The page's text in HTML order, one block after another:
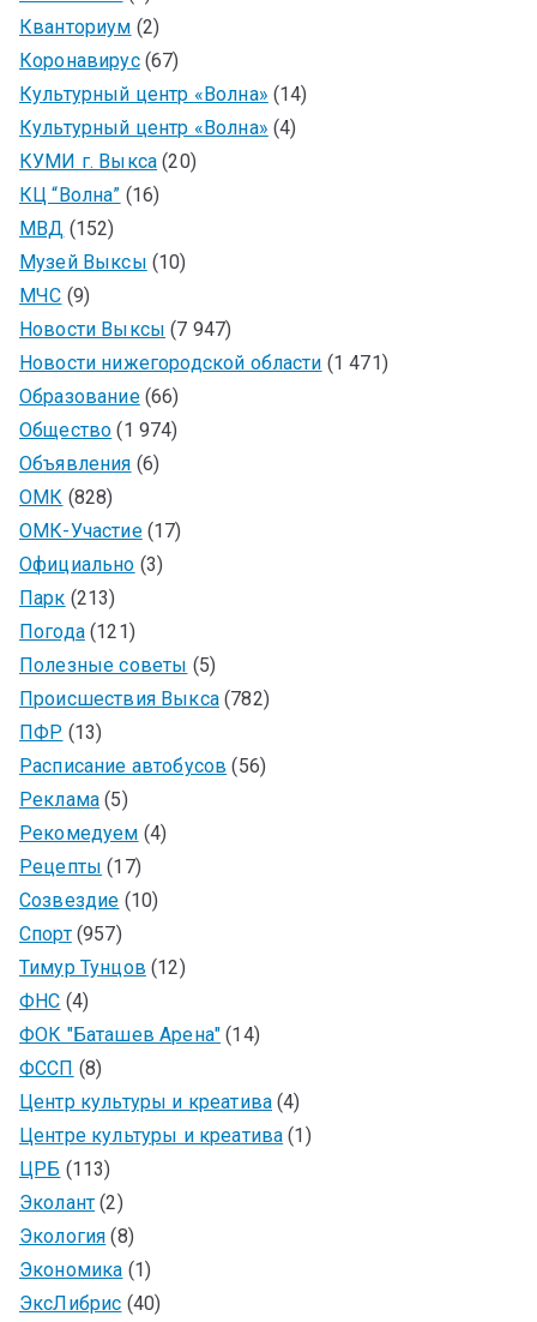
Кванториум (2)
Коронавирус(67)
Культурный центр «Волна» (14)
Культурный центр «Волна» (4)
КУМИ г. Выкса (20)
КЦ “Волна” (16)
МВД (152)
Музей Выксы (10)
МЧС (9)
Новости Выксы (7 947)
Новости нижегородской области (1 471)
Образование(66)
Общество (1 974)
Объявления (6)
ОМК (828)
ОМК-Участие(17)
Официально (3)
Парк (213)
Погода(121)
Полезные советы (5)
Происшествия Выкса(782)
ПФР (13)
Расписание автобусов (56)
Реклама (5)
Рекомедуем (4)
Рецепты (17)
Созвездие (10)
Спорт(957)
Тимур Тунцов (12)
ФНС (4)
ФОК "Баташев Арена" (14)
ФССП (8)
Центр культуры и креатива (4)
Центре культуры и креатива (1)
ЦРБ (113)
Эколант (2)
Экология (8)
Экономика (1)
ЭксЛибрис (40)